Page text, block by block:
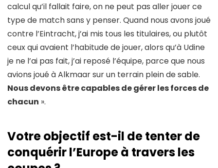
calcul qu’il fallait faire, on ne peut pas aller jouer ce
type de match sans y penser. Quand nous avons joué
contre l’Eintracht, j’ai mis tous les titulaires, ou plutôt
ceux qui avaient l’habitude de jouer, alors qu’à Udine
je ne l’ai pas fait, j’ai reposé l’équipe, parce que nous
avions joué à Alkmaar sur un terrain plein de sable.
Nous devons être capables de gérer les forces de
chacun ».
Votre objectif est-il de tenter de
conquérir l’Europe à travers les